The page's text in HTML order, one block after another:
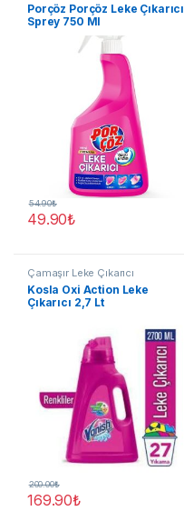
Porçöz Porçöz Leke Çıkarıcı
Sprey 750 Ml
49.90₺
54.90₺
Çamaşır Leke Çıkarıcı
Kosla Oxi Action Leke
Çıkarıcı 2,7 Lt
169.90₺
200.00₺